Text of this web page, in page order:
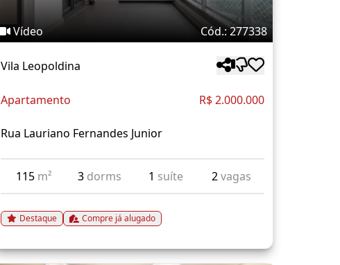
Vídeo Cód.: 277338
Vila Leopoldina
Apartamento R$ 2.000.000
Rua Lauriano Fernandes Junior
115 m² 3 dorms 1 suíte 2vagas
Destaque Compre já alugado